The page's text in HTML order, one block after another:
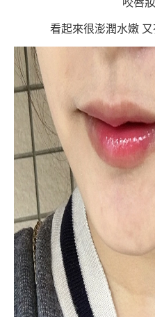
看起來很澎潤水嫩